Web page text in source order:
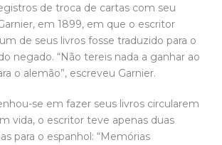
de troca de cartas com seu
em 1899, em que o escritor
de seus livros fosse traduzido para o
negado. “Não tereis nada a ganhar ao
o alemão”, escreveu Garnier.
se em fazer seus livros circularem
vida, o escritor teve apenas duas
para o espanhol: “Memórias